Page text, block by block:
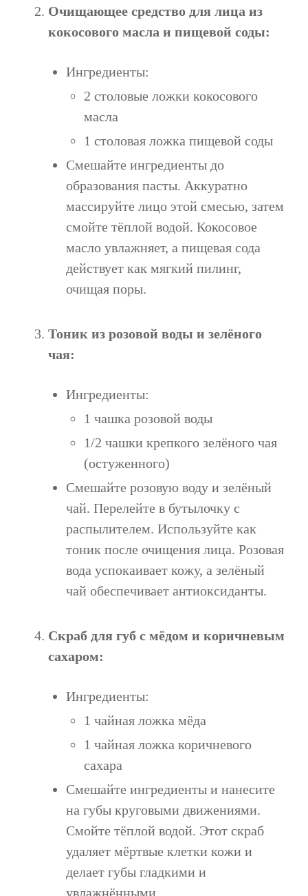
Очищающее средство для лица из
кокосового масла и пищевой соды:
Ингредиенты:
2 столовые ложки кокосового
масла
1 столовая ложка пищевой соды
Смешайте ингредиенты до
образования пасты. Аккуратно
массируйте лицо этой смесью, затем
смойте тёплой водой. Кокосовое
масло увлажняет, а пищевая сода
действует как мягкий пилинг,
очищая поры.
Тоник из розовой воды и зелёного
чая:
Ингредиенты:
1 чашка розовой воды
1/2 чашки крепкого зелёного чая
(остуженного)
Смешайте розовую воду и зелёный
чай. Перелейте в бутылочку с
распылителем. Используйте как
тоник после очищения лица. Розовая
вода успокаивает кожу, а зелёный
чай обеспечивает антиоксиданты.
Скраб для губ с мёдом и коричневым
сахаром:
Ингредиенты:
1 чайная ложка мёда
1 чайная ложка коричневого
сахара
Смешайте ингредиенты и нанесите
на губы круговыми движениями.
Смойте тёплой водой. Этот скраб
удаляет мёртвые клетки кожи и
делает губы гладкими и
увлажнёнными.